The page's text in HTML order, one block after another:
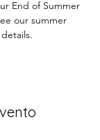
End of Summer
our summer